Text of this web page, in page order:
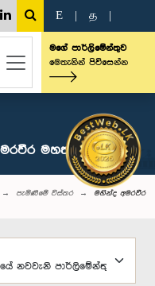
E த
මගේ පාර්ලිමේන්තුව
මෙතැනින් පිවිසෙන්න
මහතා, පා.ම.
පැමිණීමේ විස්තර මහින්ද අමරවීර